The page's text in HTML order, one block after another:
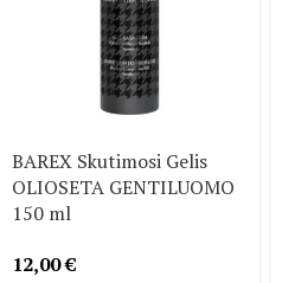
BAREX Skutimosi Gelis
OLIOSETA GENTILUOMO
150 ml
12,00€